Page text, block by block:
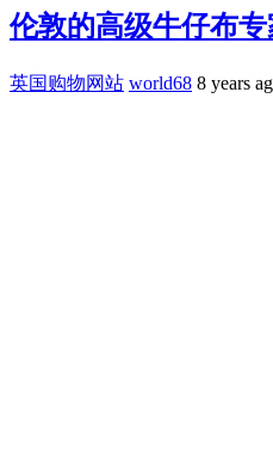
伦敦的高级牛仔布
英国购物网站 world68 8 years